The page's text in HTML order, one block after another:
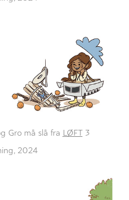
Gro må slå fra LØFT3
2024